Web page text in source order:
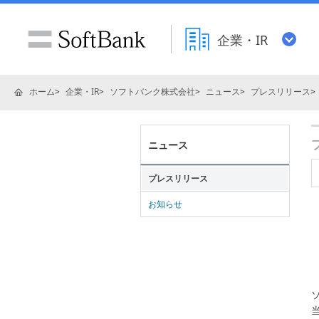
企業・IR
ホーム 企業・IR ソフトバンク株式会社 ニュース プレスリリース
ニュース
プレスリリース
お知らせ